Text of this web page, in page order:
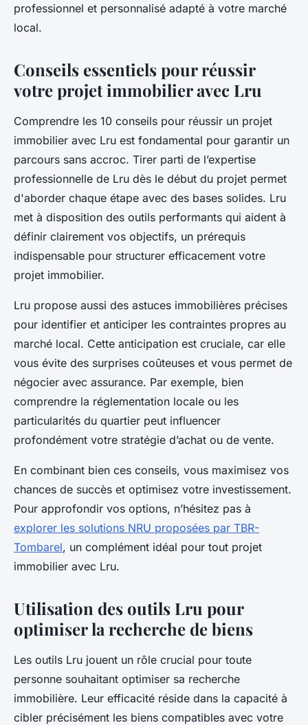
professionnel et personnalisé adapté à votre marché
local.
Conseils essentiels pour réussir
votre projet immobilier avec Lru
Comprendre les 10 conseils pour réussir un projet
immobilier avec Lru est fondamental pour garantir un
parcours sans accroc. Tirer parti de l’expertise
professionnelle de Lru dès le début du projet permet
d'aborder chaque étape avec des bases solides. Lru
met à disposition des outils performants qui aident à
définir clairement vos objectifs, un prérequis
indispensable pour structurer efficacement votre
projet immobilier.
Lru propose aussi des astuces immobilières précises
pour identifier et anticiper les contraintes propres au
marché local. Cette anticipation est cruciale, car elle
vous évite des surprises coûteuses et vous permet de
négocier avec assurance. Par exemple, bien
comprendre la réglementation locale ou les
particularités du quartier peut influencer
profondément votre stratégie d’achat ou de vente.
En combinant bien ces conseils, vous maximisez vos
chances de succès et optimisez votre investissement.
Pour approfondir vos options, n’hésitez pas à
explorer les solutions NRU proposées par TBR-
Tombarel, un complément idéal pour tout projet
immobilier avec Lru.
Utilisation des outils Lru pour
optimiser la recherche de biens
Les outils Lru jouent un rôle crucial pour toute
personne souhaitant optimiser sa recherche
immobilière. Leur efficacité réside dans la capacité à
cibler précisément les biens compatibles avec votre